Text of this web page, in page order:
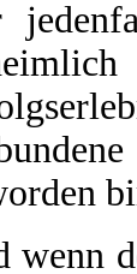
wenn